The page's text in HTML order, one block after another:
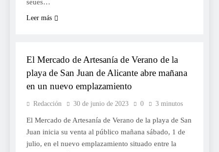
seues…
Leer más
El Mercado de Artesanía de Verano de la
playa de San Juan de Alicante abre mañana
en un nuevo emplazamiento
Redacción 30 de junio de 2023 0 3 minutos
El Mercado de Artesanía de Verano de la playa de San
Juan inicia su venta al público mañana sábado, 1 de
julio, en el nuevo emplazamiento situado entre la